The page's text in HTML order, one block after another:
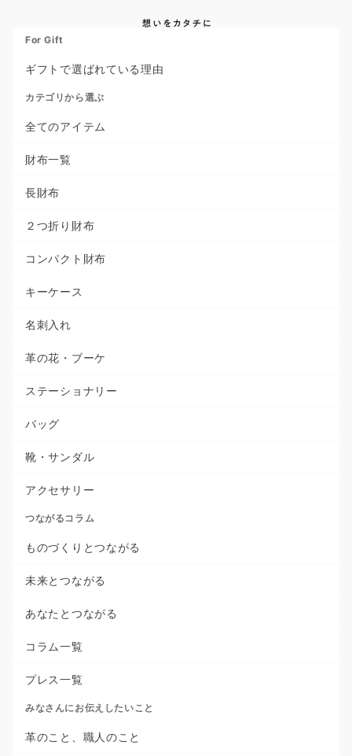
For Gift
ギフトで選ばれている理由
カテゴリから選ぶ
全てのアイテム
財布一覧
長財布
２つ折り財布
コンパクト財布
キーケース
名刺入れ
革の花・ブーケ
ステーショナリー
バッグ
靴・サンダル
アクセサリー
つながるコラム
ものづくりとつながる
未来とつながる
あなたとつながる
コラム一覧
プレス一覧
みなさんにお伝えしたいこと
革のこと、職人のこと